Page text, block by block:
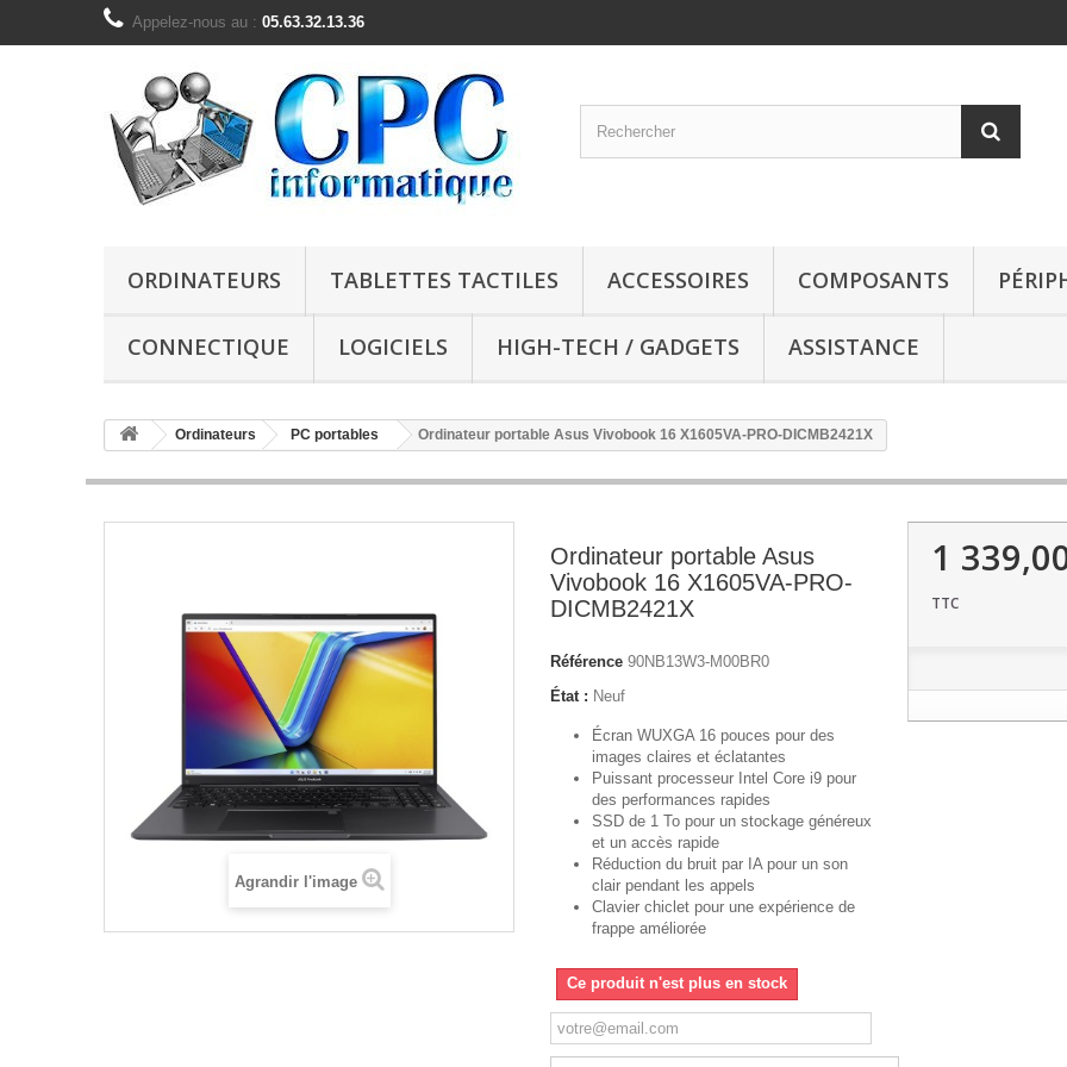
Appelez-nous au : 05.63.32.13.36
ORDINATEURS TABLETTES TACTILES ACCESSOIRES COMPOSANTS
CONNECTIQUE LOGICIELS HIGH-TECH / GADGETS ASSISTANCE
Ordinateurs PC portables Ordinateur portable Asus Vivobook 16 X1605VA-PRO-DICMB2421X
Agrandir l'image
Ordinateur portable Asus
Vivobook 16 X1605VA-PRO-
DICMB2421X
Référence 90NB13W3-M00BR0
État : Neuf
Écran WUXGA 16 pouces pour des
images claires et éclatantes
Puissant processeur Intel Core i9 pour
des performances rapides
SSD de 1 To pour un stockage généreux
et un accès rapide
Réduction du bruit par IA pour un son
clair pendant les appels
Clavier chiclet pour une expérience de
frappe améliorée
Ce produit n'est plus en stock
1
TTC